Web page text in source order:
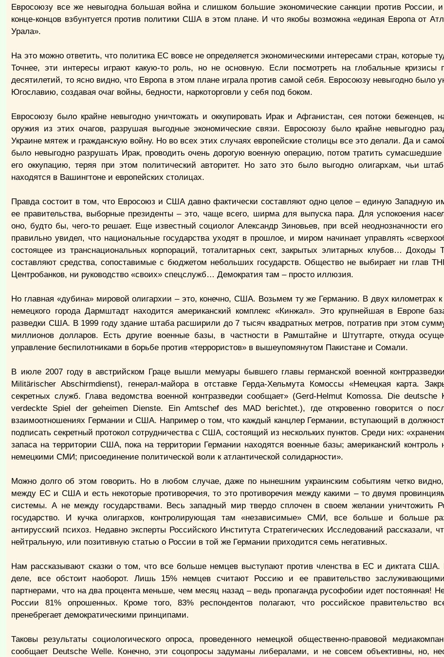
Евросоюзу все же невыгодна большая война и слишком большие экономические санкции против России,
конце-концов взбунтуется против политики США в этом плане. И что якобы возможна «единая Европа от
Урала».
На это можно ответить, что политика ЕС вовсе не определяется экономическими интересами стран, которые
Точнее, эти интересы играют какую-то роль, но не основную. Если посмотреть на глобальные кризисы
десятилетий, то ясно видно, что Европа в этом плане играла против самой себя. Евросоюзу невыгодно было
Югославию, создавая очаг войны, бедности, наркоторговли у себя под боком.
Евросоюзу было крайне невыгодно уничтожать и оккупировать Ирак и Афганистан, сея потоки беженцев,
оружия из этих очагов, разрушая выгодные экономические связи. Евросоюзу было крайне невыгодно
Украине мятеж и гражданскую войну. Но во всех этих случаях европейские столицы все это делали. Да и
было невыгодно разрушать Ирак, проводить очень дорогую военную операцию, потом тратить сумасшедшие
его оккупацию, теряя при этом политический авторитет. Но зато это было выгодно олигархам, чьи
находятся в Вашингтоне и европейских столицах.
Правда состоит в том, что Евросоюз и США давно фактически составляют одно целое – единую Западную
ее правительства, выборные президенты – это, чаще всего, ширма для выпуска пара. Для успокоения
оно, будто бы, чего-то решает. Еще известный социолог Александр Зиновьев, при всей неоднозначности его
правильно увидел, что национальные государства уходят в прошлое, и миром начинает управлять
состоящее из транснациональных корпораций, тоталитарных сект, закрытых элитарных клубов… Доходы
составляют средства, сопоставимые с бюджетом небольших государств. Общество не выбирает ни глав
Центробанков, ни руководство «своих» спецслужб… Демократия там – просто иллюзия.
Но главная «дубина» мировой олигархии – это, конечно, США. Возьмем ту же Германию. В двух километрах к
немецкого города Дармштадт находится американский комплекс «Кинжал». Это крупнейшая в Европе
разведки США. В 1999 году здание штаба расширили до 7 тысяч квадратных метров, потратив при этом
миллионов долларов. Есть другие военные базы, в частности в Рамштайне и Штутгарте, откуда
управление беспилотниками в борьбе против «террористов» в вышеупомянутом Пакистане и Сомали.
В июле 2007 году в австрийском Граце вышли мемуары бывшего главы германской военной
Militärischer Abschirmdienst), генерал-майора в отставке Герда-Хельмута Комоссы «Немецкая карта.
секретных служб. Глава ведомства военной контразведки сообщает» (Gerd-Helmut Komossa. Die deutsche
verdeckte Spiel der geheimen Dienste. Ein Amtschef des MAD berichtet.), где откровенно говорится о
взаимоотношениях Германии и США. Например о том, что каждый канцлер Германии, вступающий в
подписать секретный протокол сотрудничества с США, состоящий из нескольких пунктов. Среди них:
запаса на территории США, пока на территории Германии находятся военные базы; американский контроль
немецкими СМИ; присоединение политической воли к атлантической солидарности».
Можно долго об этом говорить. Но в любом случае, даже по нынешним украинским событиям четко
между ЕС и США и есть некоторые противоречия, то это противоречия между какими – то двумя
системы. А не между государствами. Весь западный мир твердо сплочен в своем желании уничтожить
государство. И кучка олигархов, контролирующая там «независимые» СМИ, все больше и больше
антирусский психоз. Недавно эксперты Российского Института Стратегических Исследований рассказали,
нейтральную, или позитивную статью о России в той же Германии приходится семь негативных.
Нам рассказывают сказки о том, что все больше немцев выступают против членства в ЕС и диктата
деле, все обстоит наоборот. Лишь 15% немцев считают Россию и ее правительство
партнерами, что на два процента меньше, чем месяц назад – ведь пропаганда русофобии идет постоянная!
России 81% опрошенных. Кроме того, 83% респондентов полагают, что российское правительство
пренебрегает демократическими принципами.
Таковы результаты социологического опроса, проведенного немецкой общественно-правовой
сообщает Deutsche Welle. Конечно, эти соцопросы задуманы либералами, и не совсем объективны, но,